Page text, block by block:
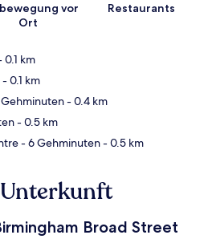
vor
Ort
Restaurants
0.1 km
- 0.1 km
- 0.4 km
- 0.5 km
- 6 Gehminuten- 0.5 km
Broad Street